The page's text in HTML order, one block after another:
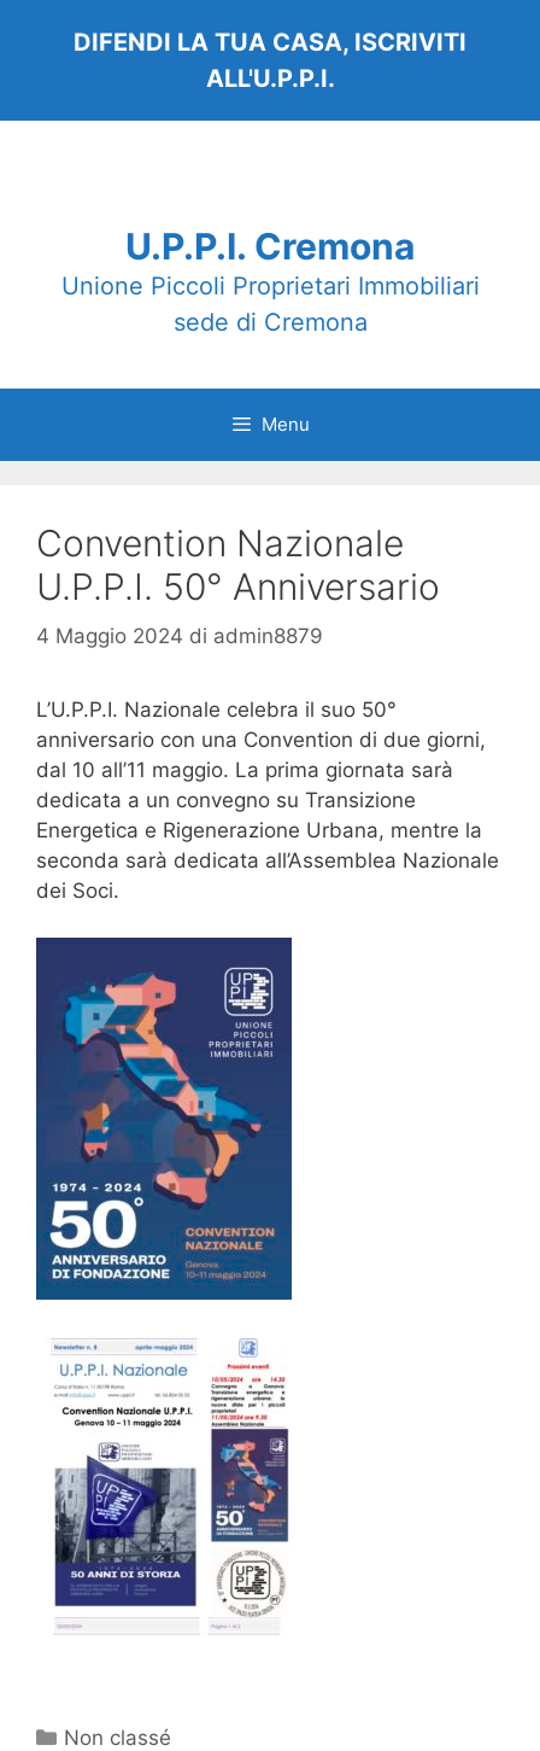
DIFENDI LA TUA CASA, ISCRIVITI
ALL'U.P.P.I.
U.P.P.I. Cremona
Unione Piccoli Proprietari Immobiliari
sede di Cremona
Menu
Convention Nazionale
U.P.P.I. 50° Anniversario
4 Maggio 2024 di admin8879
L’U.P.P.I. Nazionale celebra il suo 50°
anniversario con una Convention di due giorni,
dal 10 all’11 maggio. La prima giornata sarà
dedicata a un convegno su Transizione
Energetica e Rigenerazione Urbana, mentre la
seconda sarà dedicata all’Assemblea Nazionale
dei Soci.
Categorie
Non classé